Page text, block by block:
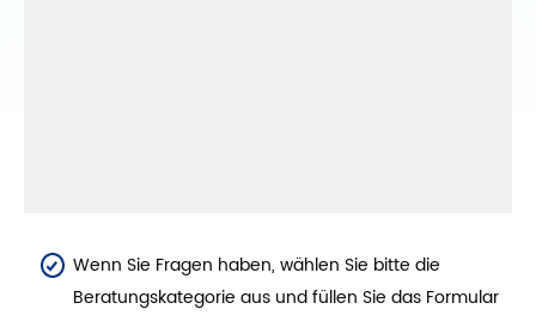
Wenn Sie Fragen haben, wählen Sie bitte die
Beratungskategorie aus und füllen Sie das Formular